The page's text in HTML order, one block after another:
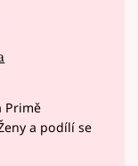
Primě
a podílí se